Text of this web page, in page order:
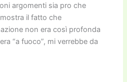
argomenti sia pro che
il fatto che
non era così profonda
“a fuoco”, mi verrebbe da